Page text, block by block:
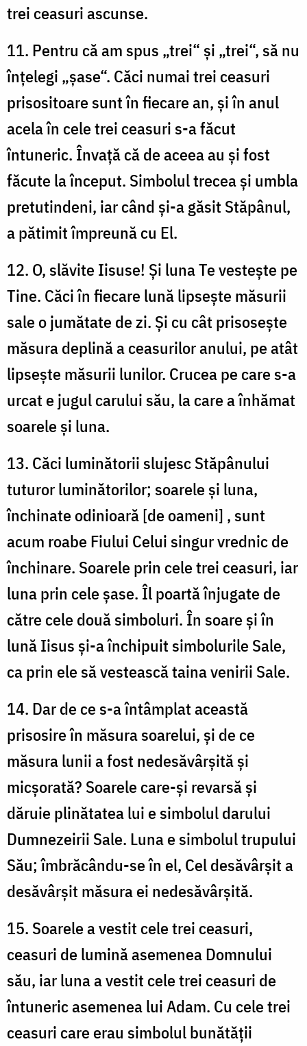
trei ceasuri ascunse.
11. Pentru că am spus „trei“ și „trei“, să nu
înțelegi „șase“. Căci numai trei ceasuri
prisositoare sunt în fiecare an, și în anul
acela în cele trei ceasuri s-a făcut
întuneric. Învață că de aceea au și fost
făcute la început. Simbolul trecea și umbla
pretutindeni, iar când și-a găsit Stăpânul,
a pătimit împreună cu El.
12. O, slăvite Iisuse! Și luna Te vestește pe
Tine. Căci în fiecare lună lipsește măsurii
sale o jumătate de zi. Și cu cât prisosește
măsura deplină a ceasurilor anului, pe atât
lipsește măsurii lunilor. Crucea pe care s-a
urcat e jugul carului său, la care a înhămat
soarele și luna.
13. Căci luminătorii slujesc Stăpânului
tuturor luminătorilor; soarele și luna,
închinate odinioară [de oameni] , sunt
acum roabe Fiului Celui singur vrednic de
închinare. Soarele prin cele trei ceasuri, iar
luna prin cele șase. Îl poartă înjugate de
către cele două simboluri. În soare și în
lună Iisus și-a închipuit simbolurile Sale,
ca prin ele să vestească taina venirii Sale.
14. Dar de ce s-a întâmplat această
prisosire în măsura soarelui, și de ce
măsura lunii a fost nedesăvârșită și
micșorată? Soarele care-și revarsă și
dăruie plinătatea lui e simbolul darului
Dumnezeirii Sale. Luna e simbolul trupului
Său; îmbrăcându-se în el, Cel desăvârșit a
desăvârșit măsura ei nedesăvârșită.
15. Soarele a vestit cele trei ceasuri,
ceasuri de lumină asemenea Domnului
său, iar luna a vestit cele trei ceasuri de
întuneric asemenea lui Adam. Cu cele trei
ceasuri care erau simbolul bunătății